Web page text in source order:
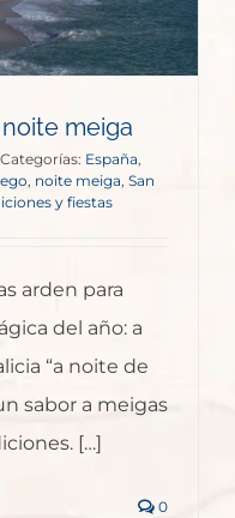
meiga
Categorías: España,
, noite meiga, San
y fiestas
arden para
del año: a
“a noite de
sabor a meigas
[…]
0